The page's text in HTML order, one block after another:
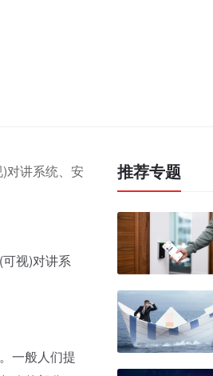
对讲系统、安
视)对讲系
一般人们提
推荐专题